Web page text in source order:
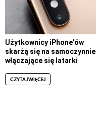
Użytkownicy iPhone’ów
skarżą się na samoczynnie
włączające się latarki
CZYTAJ WIĘCEJ